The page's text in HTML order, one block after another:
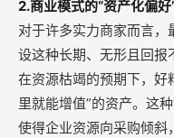
2.商业模式的“资产化偏好
对于许多实力商家而言
设这种长期、无形且回报
在资源枯竭的预期下，好
里就能增值”的资产。这
使得企业资源向采购倾斜